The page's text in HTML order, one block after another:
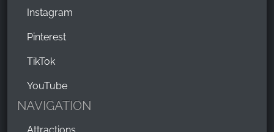
Instagram
Pinterest
TikTok
YouTube
NAVIGATION